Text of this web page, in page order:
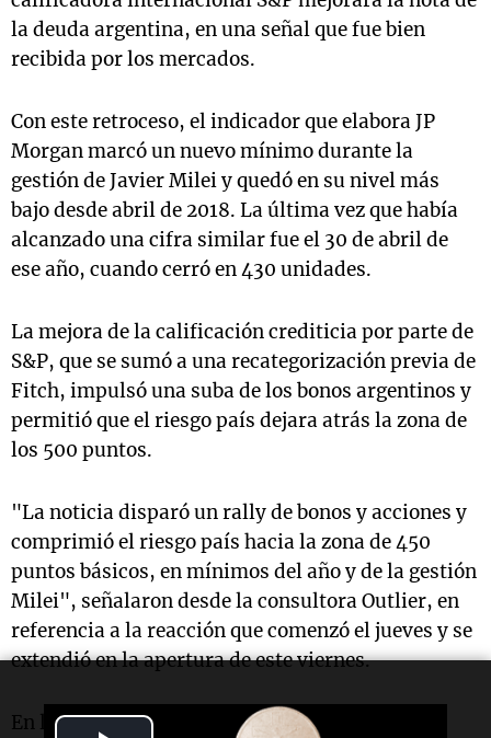
la deuda argentina, en una señal que fue bien
recibida por los mercados.
Con este retroceso, el indicador que elabora JP
Morgan marcó un nuevo mínimo durante la
gestión de Javier Milei y quedó en su nivel más
bajo desde abril de 2018. La última vez que había
alcanzado una cifra similar fue el 30 de abril de
ese año, cuando cerró en 430 unidades.
La mejora de la calificación crediticia por parte de
S&P, que se sumó a una recategorización previa de
Fitch, impulsó una suba de los bonos argentinos y
permitió que el riesgo país dejara atrás la zona de
los 500 puntos.
"La noticia disparó un rally de bonos y acciones y
comprimió el riesgo país hacia la zona de 450
puntos básicos, en mínimos del año y de la gestión
Milei", señalaron desde la consultora Outlier, en
referencia a la reacción que comenzó el jueves y se
extendió en la apertura de este viernes.
En la misma línea, Juan Manuel Franco,